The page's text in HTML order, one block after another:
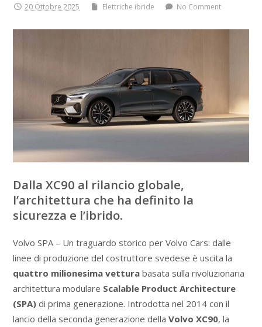
20 Ottobre 2025 Elettriche ibride No Comment
Dalla XC90 al rilancio globale,
l’architettura che ha definito la
sicurezza e l’ibrido.
Volvo SPA – Un traguardo storico per Volvo Cars: dalle
linee di produzione del costruttore svedese è uscita la
quattro milionesima vetturabasata sulla rivoluzionaria
architettura modulare Scalable Product Architecture
(SPA)di prima generazione. Introdotta nel 2014 con il
lancio della seconda generazione della Volvo XC90, la